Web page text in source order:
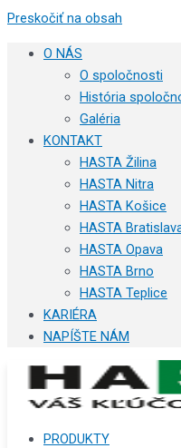
Preskočiť na obsah
O NÁS
O spoločnosti
História
Galéria
KONTAKT
HASTA Žilina
HASTA Nitra
HASTA Košice
HASTA
HASTA Opava
HASTA Brno
HASTA Teplice
KARIÉRA
NAPÍŠTE NÁM
PRODUKTY